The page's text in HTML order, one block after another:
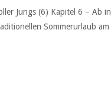
Jungs (6) Kapitel 6 –
Sommerurlaub